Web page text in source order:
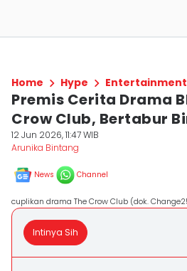
Home Hype Entertainment
Premis Cerita Drama
Crow Club, Bertabur
12 Jun 2026, 11:47 WIB
Arunika Bintang
News Channel
cuplikan drama The Crow Club (dok.
Intinya Sih